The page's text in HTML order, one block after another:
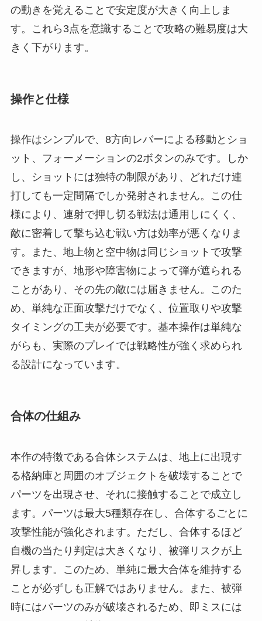
の動きを覚えることで安定度が大きく向上しま
す。これら3点を意識することで攻略の難易度は大
きく下がります。
操作と仕様
操作はシンプルで、8方向レバーによる移動とショ
ット、フォーメーションの2ボタンのみです。しか
し、ショットには独特の制限があり、どれだけ連
打しても一定間隔でしか発射されません。この仕
様により、連射で押し切る戦法は通用しにくく、
敵に密着して撃ち込む戦い方は効率が悪くなりま
す。また、地上物と空中物は同じショットで攻撃
できますが、地形や障害物によって弾が遮られる
ことがあり、その先の敵には届きません。このた
め、単純な正面攻撃だけでなく、位置取りや攻撃
タイミングの工夫が必要です。基本操作は単純な
がらも、実際のプレイでは戦略性が強く求められ
る設計になっています。
合体の仕組み
本作の特徴である合体システムは、地上に出現す
る格納庫と周囲のオブジェクトを破壊することで
パーツを出現させ、それに接触することで成立し
ます。パーツは最大5種類存在し、合体するごとに
攻撃性能が強化されます。ただし、合体するほど
自機の当たり判定は大きくなり、被弾リスクが上
昇します。このため、単純に最大合体を維持する
ことが必ずしも正解ではありません。また、被弾
時にはパーツのみが破壊されるため、即ミスには